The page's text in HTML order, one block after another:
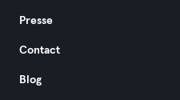
Presse
Contact
Blog